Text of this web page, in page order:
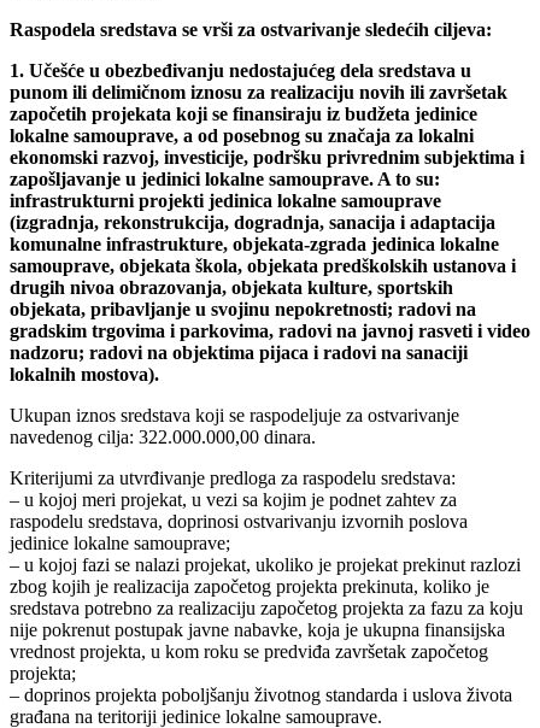
Raspodela sredstava se vrši za ostvarivanje sledećih ciljeva:
1. Učešće u obezbeđivanju nedostajućeg dela sredstava u
punom ili delimičnom iznosu za realizaciju novih ili završetak
započetih projekata koji se finansiraju iz budžeta jedinice
lokalne samouprave, a od posebnog su značaja za lokalni
ekonomski razvoj, investicije, podršku privrednim subjektima i
zapošljavanje u jedinici lokalne samouprave. A to su:
infrastrukturni projekti jedinica lokalne samouprave
(izgradnja, rekonstrukcija, dogradnja, sanacija i adaptacija
komunalne infrastrukture, objekata-zgrada jedinica lokalne
samouprave, objekata škola, objekata predškolskih ustanova i
drugih nivoa obrazovanja, objekata kulture, sportskih
objekata, pribavljanje u svojinu nepokretnosti; radovi na
gradskim trgovima i parkovima, radovi na javnoj rasveti i video
nadzoru; radovi na objektima pijaca i radovi na sanaciji
lokalnih mostova).
Ukupan iznos sredstava koji se raspodeljuje za ostvarivanje
navedenog cilja: 322.000.000,00 dinara.
Kriterijumi za utvrđivanje predloga za raspodelu sredstava:
– u kojoj meri projekat, u vezi sa kojim je podnet zahtev za
raspodelu sredstava, doprinosi ostvarivanju izvornih poslova
jedinice lokalne samouprave;
– u kojoj fazi se nalazi projekat, ukoliko je projekat prekinut razlozi
zbog kojih je realizacija započetog projekta prekinuta, koliko je
sredstava potrebno za realizaciju započetog projekta za fazu za koju
nije pokrenut postupak javne nabavke, koja je ukupna finansijska
vrednost projekta, u kom roku se predviđa završetak započetog
projekta;
– doprinos projekta poboljšanju životnog standarda i uslova života
građana na teritoriji jedinice lokalne samouprave.